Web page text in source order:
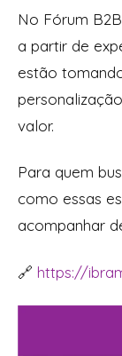
No Fórum
a partir de
estão
valor.
Para quem
como essas
acompanhar
🔗 https://